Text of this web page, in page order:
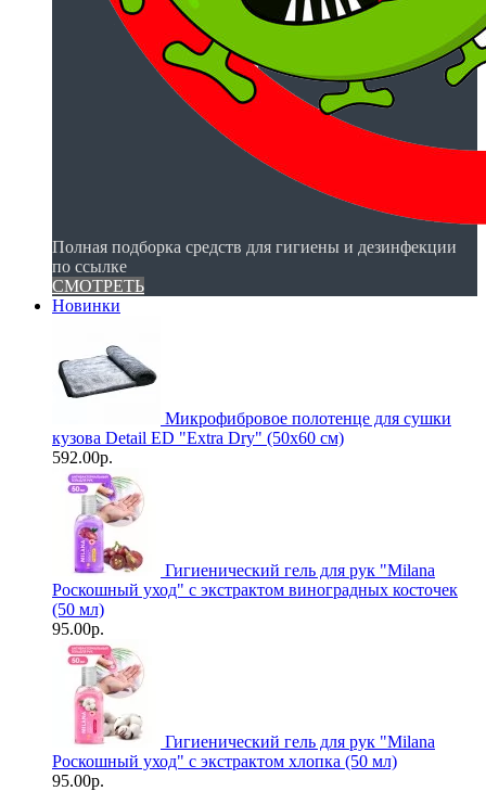
Полная подборка средств для гигиены и дезинфекции
по ссылке
СМОТРЕТЬ
Новинки
Микрофибровое полотенце для сушки
кузова Detail ED "Extra Dry" (50х60 см)
592.00р.
Гигиенический гель для рук "Milanа
Роскошный уход" с экстрактом виноградных косточек
(50 мл)
95.00р.
Гигиенический гель для рук "Milanа
Роскошный уход" с экстрактом хлопка (50 мл)
95.00р.